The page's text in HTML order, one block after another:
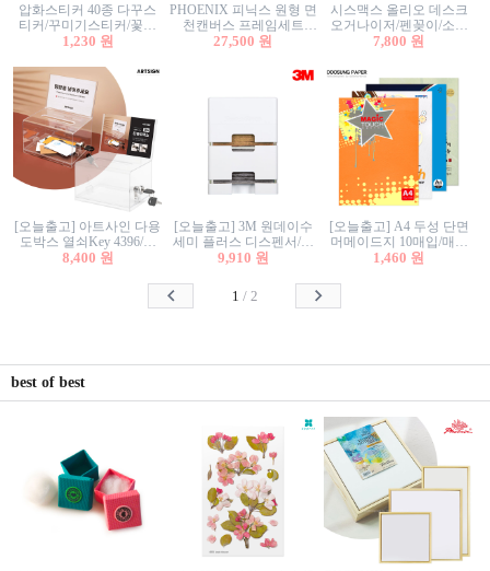
압화스티커 40종 다꾸스
티커/꾸미기스티커/꽃스
티커/압화꽃책갈피/팬시
1,230 원
PHOENIX 피닉스 원형 면
천캔버스 프레임세트
30cm/원형캔버스/플로팅
27,500 원
시스맥스 올리오 데스크
오거나이저/펜꽂이/소품
꽂이/소품함/정리함/수납
7,800 원
[오늘출고] 아트사인 다용
도박스 열쇠Key 4396/투
표함/건의함/모금함/응모
8,400 원
[오늘출고] 3M 원데이수
세미 플러스 디스펜서/소
프트수세미5매+강력수세
9,910 원
[오늘출고] A4 두성 단면
머메이드지 10매입/매직
터치/색지/색상지/색복사
칼라색지/고급복사지
1,460 원
1 / 2
best of best